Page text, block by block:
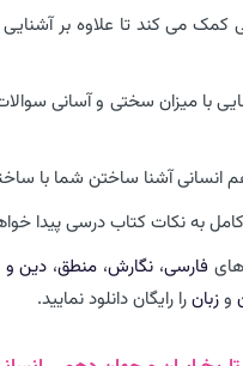
کمک می کند تا علاوه بر
با میزان سختی و آسانی
انسانی آشنا ساختن شما با
به نکات کتاب درسی پیدا
فارسی، نگارش، منطق، دین و
وزبانرا رایگان دانلود نمایید.